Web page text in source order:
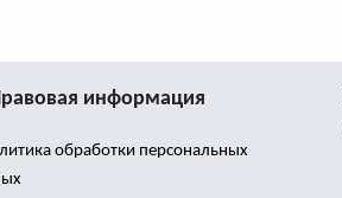
информация
обработки персональных